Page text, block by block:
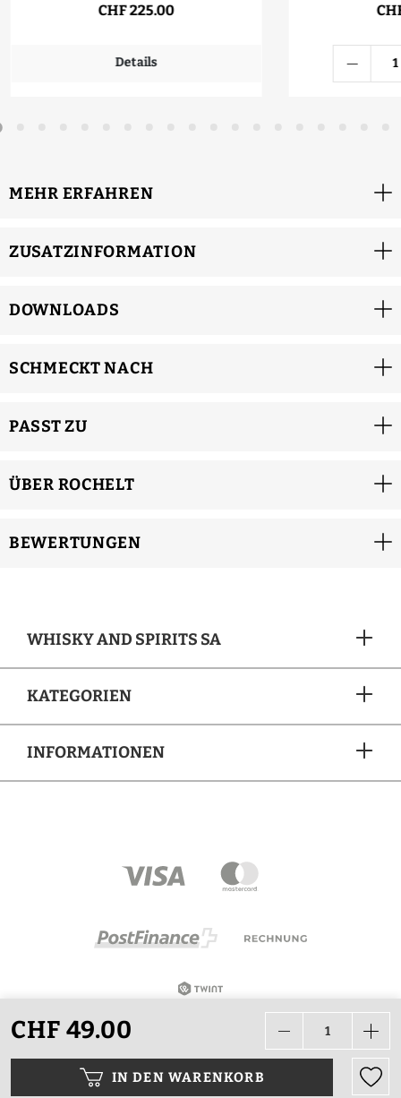
CHF 49.00
IN DEN WARENKORB
CHF 225.00
Details
MEHR ERFAHREN
ZUSATZINFORMATION
DOWNLOADS
SCHMECKT NACH
PASST ZU
ÜBER ROCHELT
BEWERTUNGEN
WHISKY AND SPIRITS SA
KATEGORIEN
INFORMATIONEN
Alle Preise in CHF inkl. Mehrwertsteuer zzgl.
Versandkosten wenn nicht anders beschrieben.